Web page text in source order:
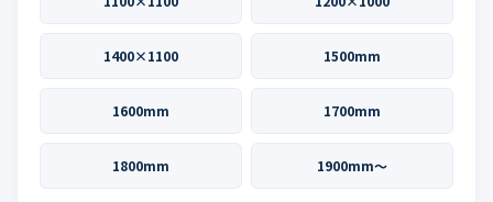
1400×1100 1500mm
1600mm 1700mm
1800mm 1900mm〜